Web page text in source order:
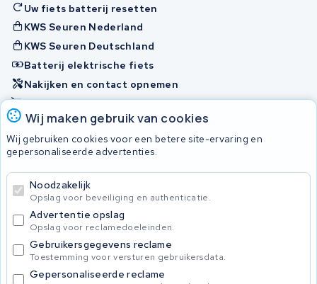
Wij maken gebruik van cookies
Wij gebruiken cookies voor een betere site-ervaring en
gepersonaliseerde advertenties.
Noodzakelijk
Opslag voor beveiliging en authenticatie.
Advertentie opslag
Opslag voor reclamedoeleinden.
Gebruikersgegevens reclame
Toestemming voor versturen gebruikersdata.
Gepersonaliseerde reclame
Uw fiets batterij resetten
KWS Seuren Nederland
KWS Seuren Deutschland
Batterij elektrische fiets
Nakijken en contact opnemen
Onherstelbaar
Accu's
© 2026 KWS Seuren
Algemene voorwaarden
Privacy Policy